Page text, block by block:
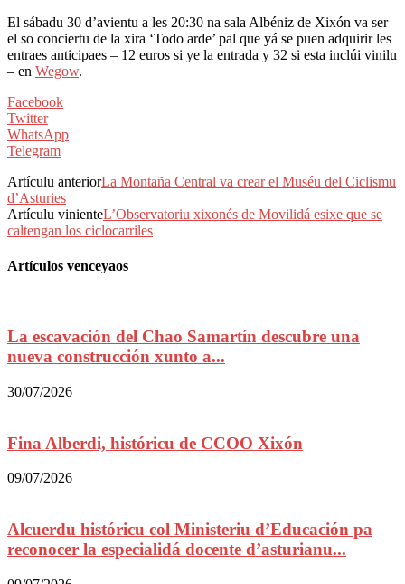
El sábadu 30 d’avientu a les 20:30 na sala Albéniz de Xixón va ser
el so conciertu de la xira ‘Todo arde’ pal que yá se puen adquirir les
entraes anticipaes – 12 euros si ye la entrada y 32 si esta inclúi vinilu
– en Wegow.
Facebook
Twitter
WhatsApp
Telegram
Artículu anteriorLa Montaña Central va crear el Muséu del Ciclismu
d’Asturies
Artículu vinienteL’Observatoriu xixonés de Movilidá esixe que se
caltengan los ciclocarriles
Artículos venceyaos
La escavación del Chao Samartín descubre una
nueva construcción xunto a...
30/07/2026
Fina Alberdi, históricu de CCOO Xixón
09/07/2026
Alcuerdu históricu col Ministeriu d’Educación pa
reconocer la especialidá docente d’asturianu...